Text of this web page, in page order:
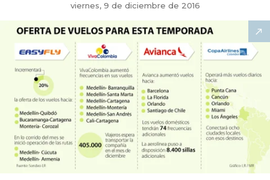
viernes, 9 de diciembre de 2016